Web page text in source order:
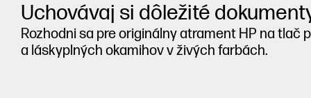
Uchovávaj si dôležité
Rozhodni sa pre originálny atrament HP na tlač
a láskyplných okamihov v živých farbách.